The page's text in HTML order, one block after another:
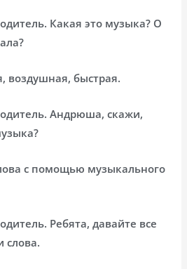
Какая это музыка? О
воздушная, быстрая.
Андрюша, скажи,
с помощью музыкального
Ребята, давайте все
слова.